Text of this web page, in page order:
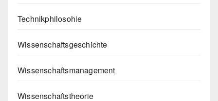
Technikphilosohie
Wissenschaftsgeschichte
Wissenschaftsmanagement
Wissenschaftstheorie